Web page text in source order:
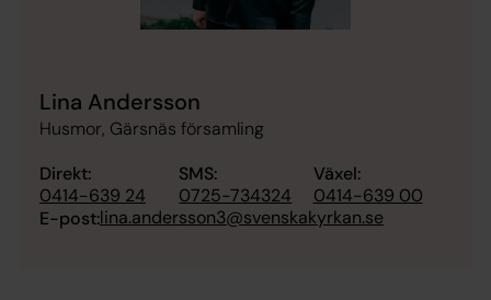
Lina Andersson
Husmor, Gärsnäs församling
Direkt:
0414-639 24
SMS:
0725-734324
Växel:
0414-639 00
E-post:lina.andersson3@svenskakyrkan.se